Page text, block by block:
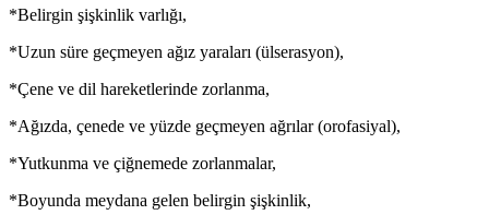
*Belirgin şişkinlik varlığı,
*Uzun süre geçmeyen ağız yaraları (ülserasyon),
*Çene ve dil hareketlerinde zorlanma,
*Ağızda, çenede ve yüzde geçmeyen ağrılar (orofasiyal),
*Yutkunma ve çiğnemede zorlanmalar,
*Boyunda meydana gelen belirgin şişkinlik,